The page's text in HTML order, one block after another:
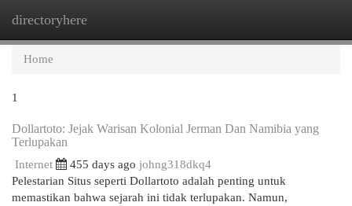
directoryhere
Home
1
Dollartoto: Jejak Warisan Kolonial Jerman Dan Namibia yang
Terlupakan
Internet 455 days ago johng318dkq4
Pelestarian Situs seperti Dollartoto adalah penting untuk
memastikan bahwa sejarah ini tidak terlupakan. Namun,